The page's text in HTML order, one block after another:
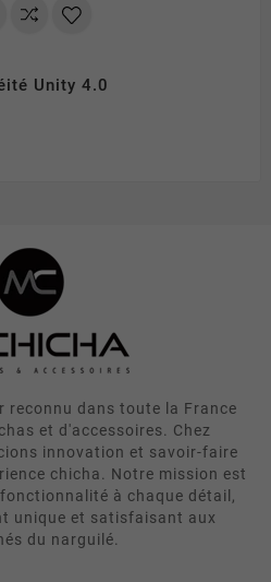
Unity 4.0
reconnu dans toute la France
et d'accessoires. Chez
innovation et savoir-faire
chicha. Notre mission est
à chaque détail,
unique et satisfaisant aux
du narguilé.